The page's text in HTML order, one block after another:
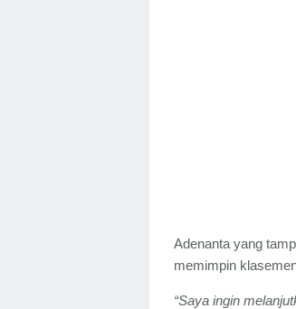
Adenanta yang
memimpin
“Saya ingin